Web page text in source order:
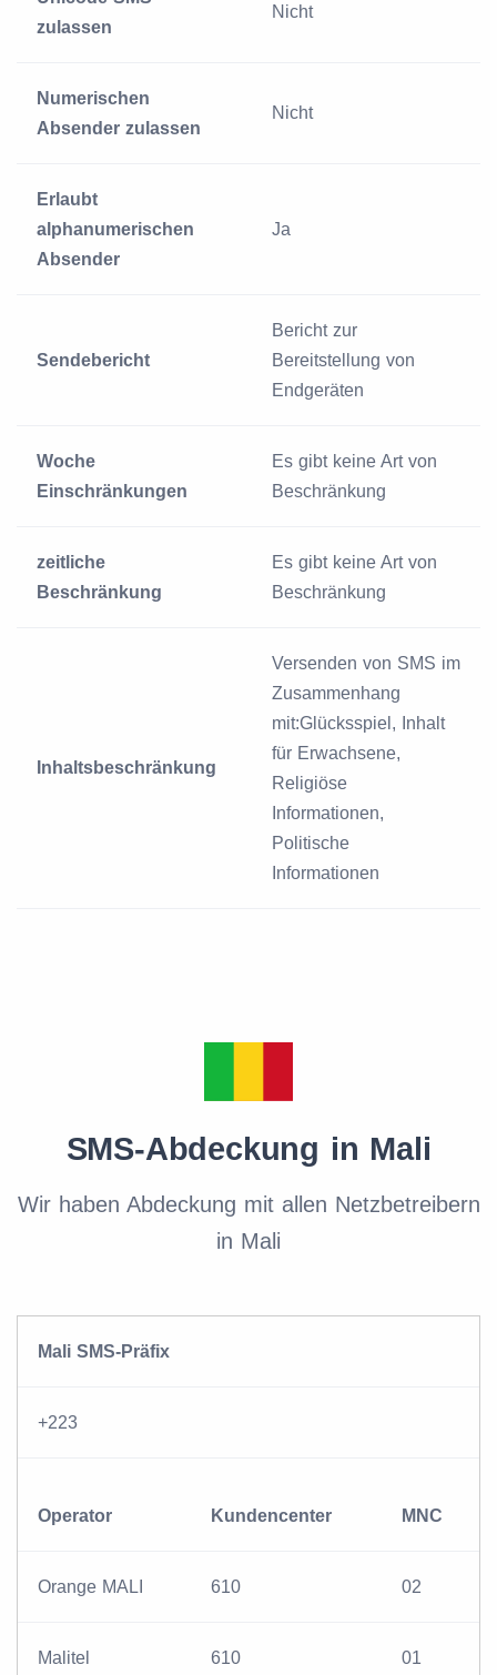
zulassen
Nicht
Numerischen
Absender zulassen
Nicht
Erlaubt
alphanumerischen
Absender
Ja
Sendebericht
Bericht zur
Bereitstellung von
Endgeräten
Woche
Einschränkungen
Es gibt keine Art von
Beschränkung
zeitliche
Beschränkung
Es gibt keine Art von
Beschränkung
Inhaltsbeschränkung
Versenden von SMS im
Zusammenhang
mit:Glücksspiel, Inhalt
für Erwachsene,
Religiöse
Informationen,
Politische
Informationen
SMS-Abdeckung in Mali
Wir haben Abdeckung mit allen Netzbetreibern
in Mali
Mali SMS-Präfix
+223
Operator Kundencenter MNC
Orange MALI 610 02
Malitel 610 01